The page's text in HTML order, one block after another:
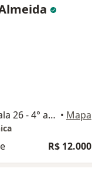
Rua Coronel Durães, 170 - Sala 26 - 4° andar - Bela Vista., Lagoa Santa • Mapa
R$ 12.000